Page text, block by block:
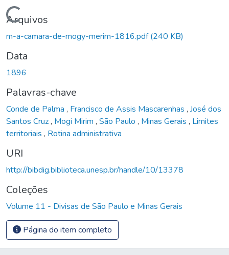
Carregando...
Arquivos
m-a-camara-de-mogy-merim-1816.pdf(240 KB)
Data
1896
Palavras-chave
Conde de Palma , Francisco de Assis Mascarenhas , José dos
Santos Cruz, Mogi Mirim , São Paulo , Minas Gerais , Limites
territoriais , Rotina administrativa
URI
http://bibdig.biblioteca.unesp.br/handle/10/13378
Coleções
Volume 11 - Divisas de São Paulo e Minas Gerais
Página do item completo